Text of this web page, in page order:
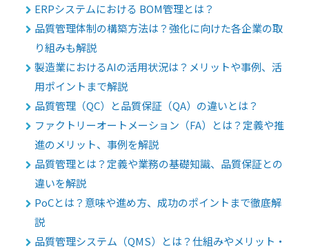
ERPシステムにおける BOM管理とは？
品質管理体制の構築方法は？強化に向けた各企業の取
り組みも解説
製造業におけるAIの活用状況は？メリットや事例、活
用ポイントまで解説
品質管理（QC）と品質保証（QA）の違いとは？
ファクトリーオートメーション（FA）とは？定義や推
進のメリット、事例を解説
品質管理とは？定義や業務の基礎知識、品質保証との
違いを解説
PoCとは？意味や進め方、成功のポイントまで徹底解
説
品質管理システム（QMS）とは？仕組みやメリット・